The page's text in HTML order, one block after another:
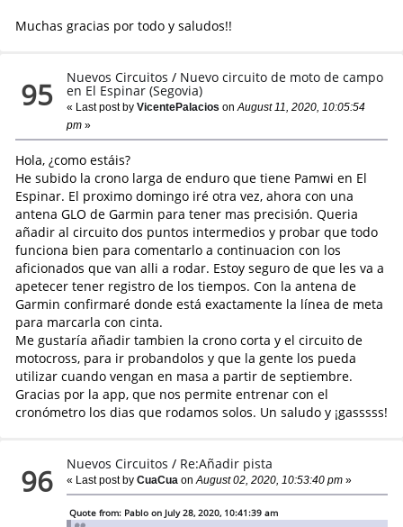
Muchas gracias por todo y saludos!!
95 Nuevos Circuitos / Nuevo circuito de moto de campo
en El Espinar (Segovia)
« Last post byVicentePalacios on August 11, 2020, 10:05:54
pm »
Hola, ¿como estáis?
He subido la crono larga de enduro que tiene Pamwi en El
Espinar. El proximo domingo iré otra vez, ahora con una
antena GLO de Garmin para tener mas precisión. Queria
añadir al circuito dos puntos intermedios y probar que todo
funciona bien para comentarlo a continuacion con los
aficionados que van alli a rodar. Estoy seguro de que les va a
apetecer tener registro de los tiempos. Con la antena de
Garmin confirmaré donde está exactamente la línea de meta
para marcarla con cinta.
Me gustaría añadir tambien la crono corta y el circuito de
motocross, para ir probandolos y que la gente los pueda
utilizar cuando vengan en masa a partir de septiembre.
Gracias por la app, que nos permite entrenar con el
cronómetro los dias que rodamos solos. Un saludo y ¡gasssss!
96 Nuevos Circuitos / Re:Añadir pista
« Last post byCuaCua on August 02, 2020, 10:53:40 pm »
Quote from: Pablo on July 28, 2020, 10:41:39 am